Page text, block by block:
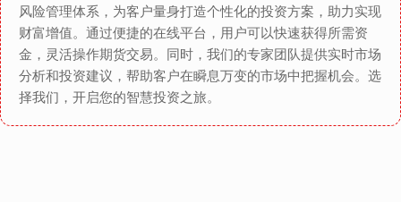
风险管理体系，为客户量身打造个性化的投资方案，助力实现
财富增值。通过便捷的在线平台，用户可以快速获得所需资
金，灵活操作期货交易。同时，我们的专家团队提供实时市场
分析和投资建议，帮助客户在瞬息万变的市场中把握机会。选
择我们，开启您的智慧投资之旅。